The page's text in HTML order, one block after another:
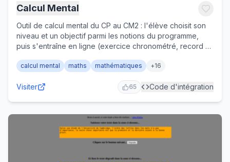
Calcul Mental
Outil de calcul mental du CP au CM2 : l'élève choisit son
niveau et un objectif parmi les notions du programme,
puis s'entraîne en ligne (exercice chronométré, record à
Couvre la numération, l'addition, la soustraction et la
calcul mental maths mathématiques +16
Visiter 65 Code d'intégration